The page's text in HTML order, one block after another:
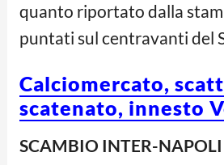
quanto riportato dalla
puntati sul centravanti del
Calciomercato,
scatenato, innesto
SCAMBIO INTER-NAPOLI